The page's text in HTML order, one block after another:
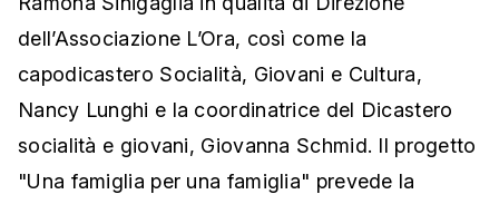
dell’Associazione L’Ora, così come la
capodicastero Socialità, Giovani e Cultura,
Nancy Lunghi e la coordinatrice del Dicastero
socialità e giovani, Giovanna Schmid. Il progetto
"Una famiglia per una famiglia" prevede la